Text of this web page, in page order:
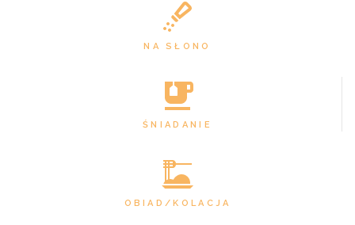
NA SŁONO
ŚNIADANIE
OBIAD/KOLACJA